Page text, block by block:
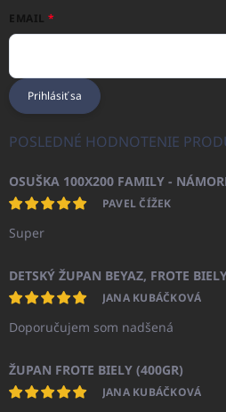
EMAIL
Prihlásiť sa
POSLEDNÉ HODNOTENIE
OSUŠKA 100X200 FAMILY -
PAVEL ČÍŽEK
Super
DETSKÝ ŽUPAN BEYAZ, FROTE
JANA KUBÁČKOVÁ
Doporučujem som nadšená
ŽUPAN FROTE BIELY (400GR)
JANA KUBÁČKOVÁ